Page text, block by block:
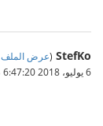
StefKo
(عرض
6 يوليو، 2018 6:47:20 ص